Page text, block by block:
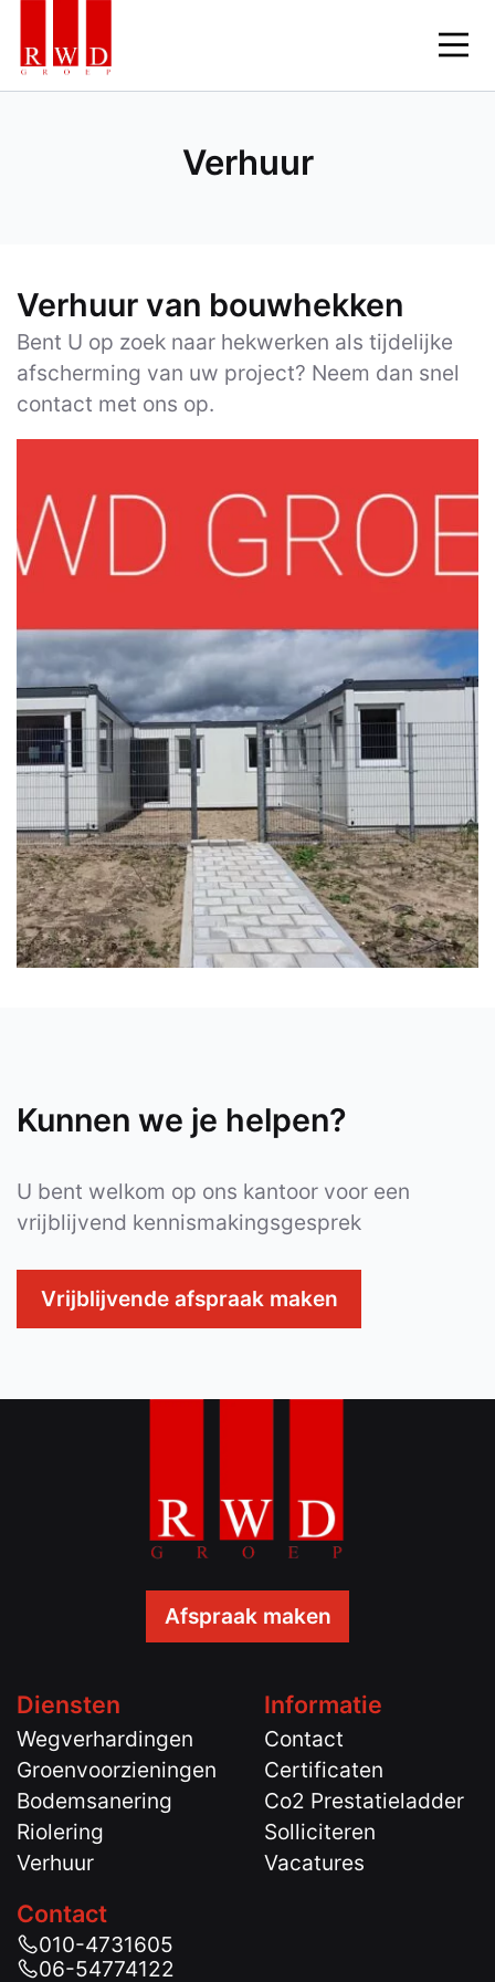
Verhuur
Verhuur van bouwhekken
Bent U op zoek naar hekwerken als tijdelijke
afscherming van uw project? Neem dan snel
contact met ons op.
Kunnen we je helpen?
U bent welkom op ons kantoor voor een
vrijblijvend kennismakingsgesprek
Vrijblijvende afspraak maken
Afspraak maken
Diensten
Wegverhardingen
Groenvoorzieningen
Bodemsanering
Riolering
Verhuur
Informatie
Contact
Certificaten
Co2 Prestatieladder
Solliciteren
Vacatures
Contact
010-4731605
06-54774122